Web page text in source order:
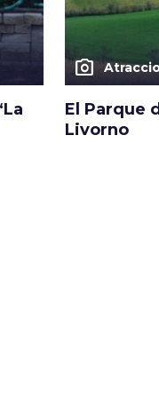
photo_camera
El Parque
Livorno